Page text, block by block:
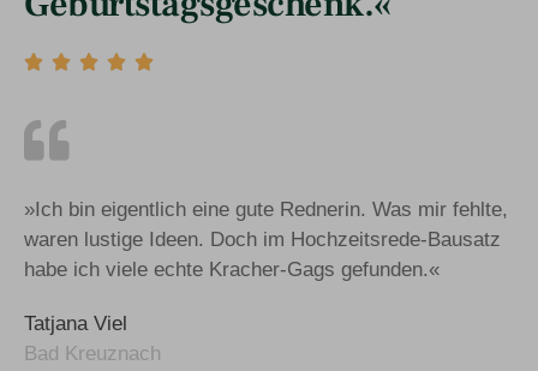
    
»Ich bin eigentlich eine gute Rednerin. Was mir fehlte,
waren lustige Ideen. Doch im Hochzeitsrede-Bausatz
habe ich viele echte Kracher-Gags gefunden.«
Tatjana Viel
Bad Kreuznach